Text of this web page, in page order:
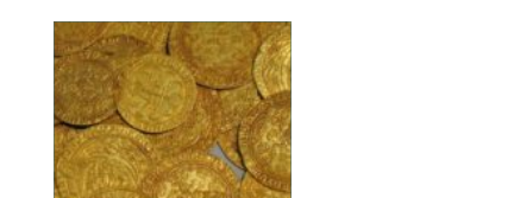
attraktiva, förlänger
säsongen och skyddar
både gäster och möbler.
Samtidigt påverkar de
upplevelsen av
varumärket och hur...